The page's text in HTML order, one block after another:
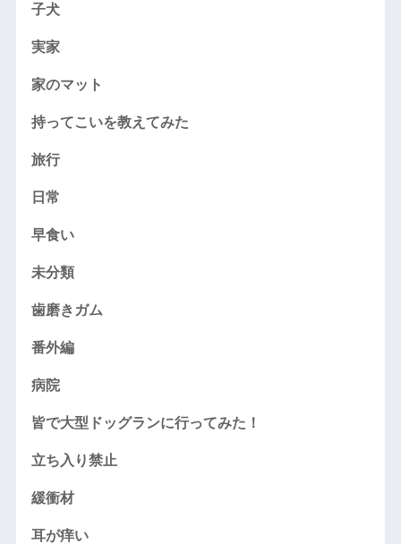
子犬
実家
家のマット
持ってこいを教えてみた
旅行
日常
早食い
未分類
歯磨きガム
番外編
病院
皆で大型ドッグランに行ってみた！
立ち入り禁止
緩衝材
耳が痒い